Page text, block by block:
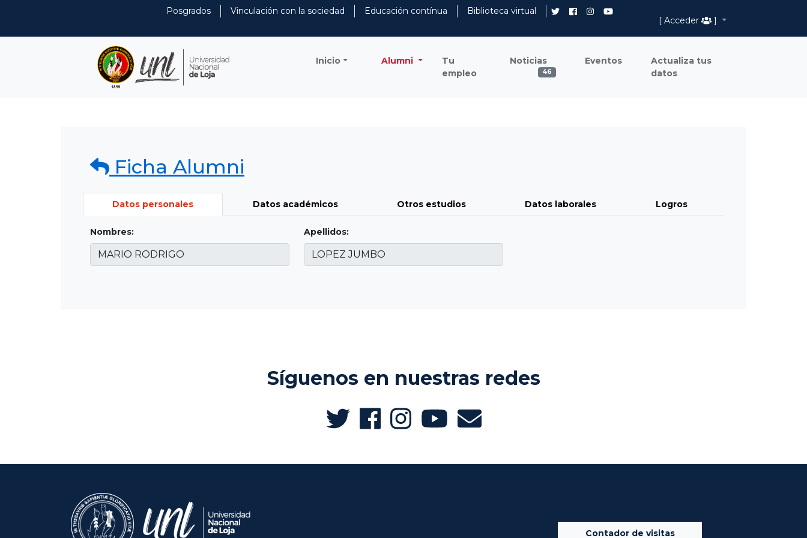
Posgrados Vinculación con la sociedad Educación contínua
Biblioteca virtual
[ Acceder
]
Inicio Alumni
Tu
empleo
Noticias
46
Eventos
Actualiza tus
datos
Ficha Alumni
Datos personales Datos académicos Otros estudios Datos laborales Logros
Nombres: Apellidos:
Síguenos en nuestras redes
Contador de visitas